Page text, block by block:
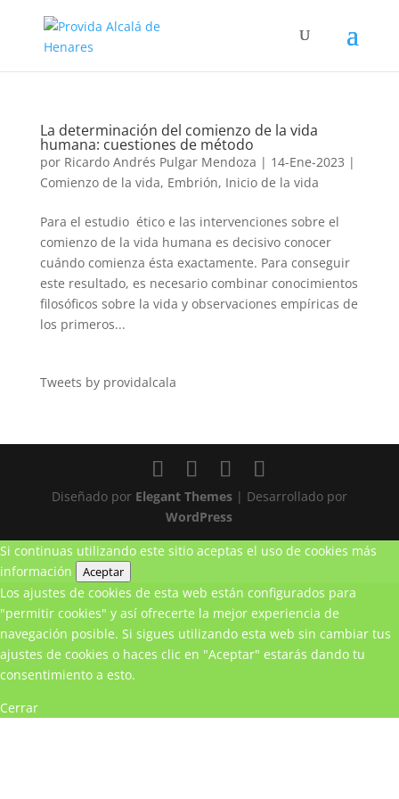
La determinación del comienzo de la vida
humana: cuestiones de método
por Ricardo Andrés Pulgar Mendoza | 14-Ene-2023 |
Comienzo de la vida, Embrión, Inicio de la vida
Para el estudio ético e las intervenciones sobre el
comienzo de la vida humana es decisivo conocer
cuándo comienza ésta exactamente. Para conseguir
este resultado, es necesario combinar conocimientos
filosóficos sobre la vida y observaciones empíricas de
los primeros...
Tweets by providalcala
Diseñado por Elegant Themes| Desarrollado por
WordPress
Si continuas utilizando este sitio aceptas el uso de cookies más
información
Aceptar
Los ajustes de cookies de esta web están configurados para
"permitir cookies" y así ofrecerte la mejor experiencia de
navegación posible. Si sigues utilizando esta web sin cambiar tus
ajustes de cookies o haces clic en "Aceptar" estarás dando tu
consentimiento a esto.
Cerrar